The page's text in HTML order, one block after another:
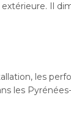
Il
les
les